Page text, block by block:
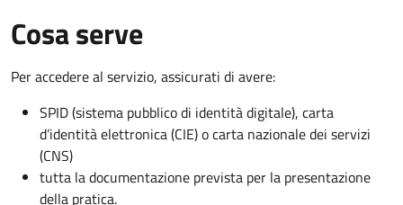
Cosa serve
Per accedere al servizio, assicurati di avere:
SPID (sistema pubblico di identità digitale), carta
d’identità elettronica (CIE) o carta nazionale dei servizi
(CNS)
tutta la documentazione prevista per la presentazione
della pratica.